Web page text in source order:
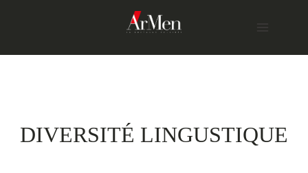
DIVERSITÉ LINGUSTIQUE